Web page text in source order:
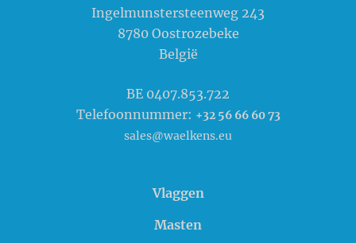
Ingelmunstersteenweg 243
8780 Oostrozebeke
België
BE 0407.853.722
Telefoonnummer: +32 56 66 60 73
sales@waelkens.eu
Vlaggen
Masten